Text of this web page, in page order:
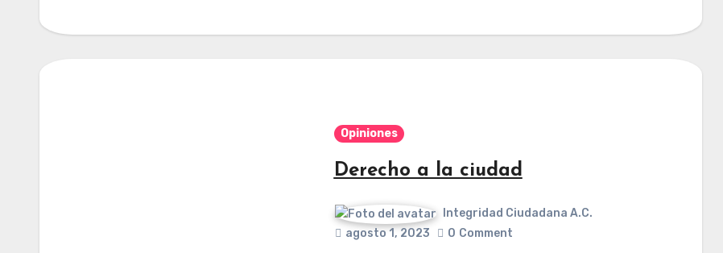
Opiniones
Derecho a la ciudad
Integridad Ciudadana A.C.
agosto 1, 2023
0 Comment